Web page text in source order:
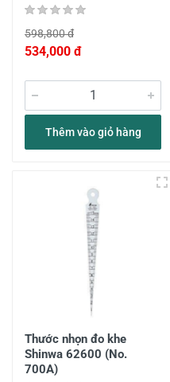
598,800 đ
534,000 đ
Thêm vào giỏ hàng
Thước nhọn đo khe
Shinwa 62600 (No.
700A)